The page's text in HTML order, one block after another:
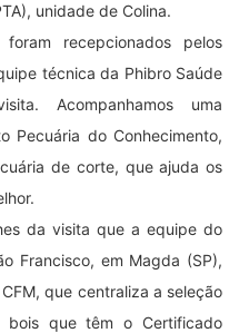
unidade de Colina.
recepcionados pelos
técnica da Phibro Saúde
Acompanhamos uma
Pecuária do Conhecimento,
de corte, que ajuda os
da visita que a equipe do
Francisco, em Magda (SP),
que centraliza a seleção
bois que têm o Certificado